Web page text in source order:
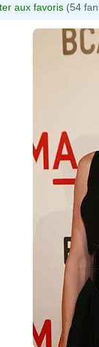
aux favoris (54